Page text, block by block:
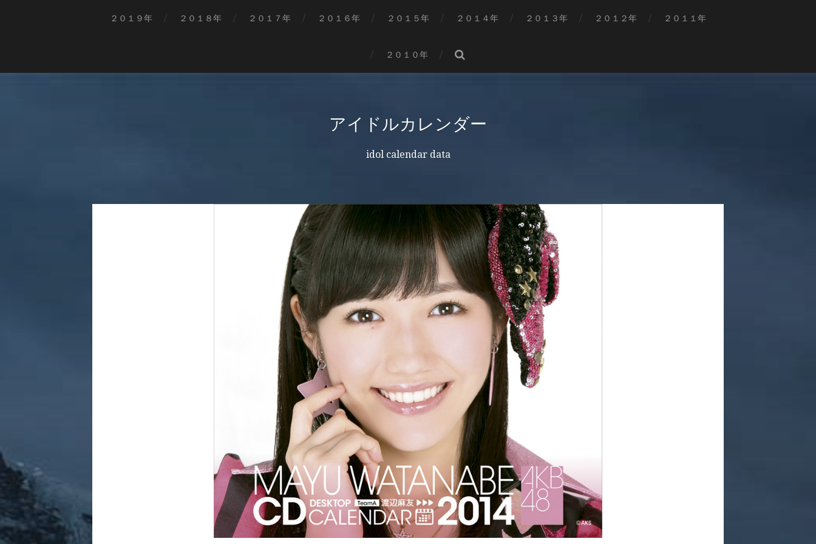
２０１９年 ２０１８年 ２０１７年 ２０１６年 ２０１５年 ２０１４年 ２０１３年 ２０１２年 ２０１１年
２０１０年
アイドルカレンダー
idol calendar data